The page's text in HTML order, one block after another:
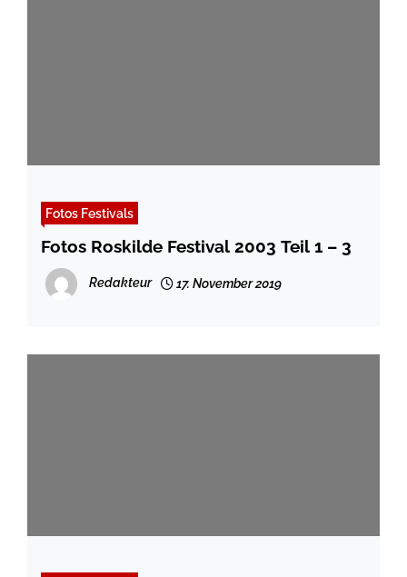
Fotos Festivals
Fotos Roskilde Festival 2003 Teil 1 – 3
Redakteur 17. November 2019